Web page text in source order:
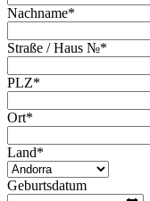
Nachname*
Straße / Haus №*
PLZ*
Ort*
Land*
Geburtsdatum